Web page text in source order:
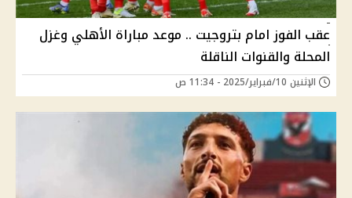
عقب الفوز امام بتروجيت .. موعد مباراة الأهلي وغزل
المحلة والقنوات الناقلة
الإثنين 10/فبراير/2025 - 11:34 ص